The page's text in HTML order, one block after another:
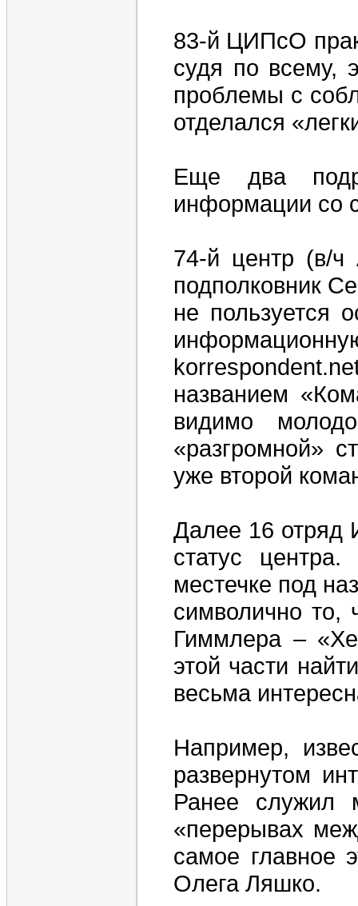
83-й ЦИПсО
судя по всему,
проблемы с
отделался
Еще два
информации со
74-й центр (в/ч
подполковник
не пользуется
названием
видимо
«разгромной»
уже второй
Далее 16 отряд
статус
местечке под
символично то,
Гиммлера –
этой части
весьма
Например,
развернутом
Ранее служил
«перерывах
самое главное
Олега Ляшко.